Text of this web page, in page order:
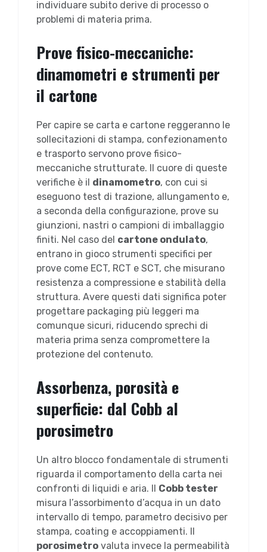
individuare subito derive di processo o
problemi di materia prima.
Prove fisico-meccaniche:
dinamometri e strumenti per
il cartone
Per capire se carta e cartone reggeranno le
sollecitazioni di stampa, confezionamento
e trasporto servono prove fisico-
meccaniche strutturate. Il cuore di queste
verifiche è il dinamometro, con cui si
eseguono test di trazione, allungamento e,
a seconda della configurazione, prove su
giunzioni, nastri o campioni di imballaggio
finiti. Nel caso del cartone ondulato,
entrano in gioco strumenti specifici per
prove come ECT, RCT e SCT, che misurano
resistenza a compressione e stabilità della
struttura. Avere questi dati significa poter
progettare packaging più leggeri ma
comunque sicuri, riducendo sprechi di
materia prima senza compromettere la
protezione del contenuto.
Assorbenza, porosità e
superficie: dal Cobb al
porosimetro
Un altro blocco fondamentale di strumenti
riguarda il comportamento della carta nei
confronti di liquidi e aria. Il Cobb tester
misura l’assorbimento d’acqua in un dato
intervallo di tempo, parametro decisivo per
stampa, coating e accoppiamenti. Il
porosimetro valuta invece la permeabilità